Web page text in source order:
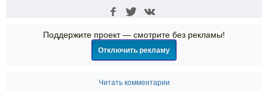
Поддержите проект — смотрите без рекламы!
Отключить рекламу
Читать комментарии